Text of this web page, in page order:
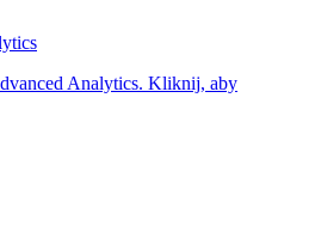
Analytics. Kliknij, aby